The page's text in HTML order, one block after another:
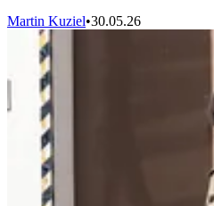
Martin Kuziel•30.05.26